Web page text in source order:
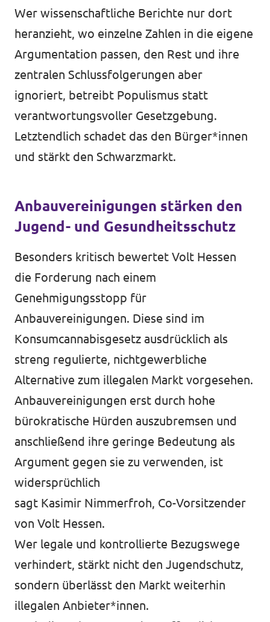
Wer wissenschaftliche Berichte nur dort
heranzieht, wo einzelne Zahlen in die eigene
Argumentation passen, den Rest und ihre
zentralen Schlussfolgerungen aber
ignoriert, betreibt Populismus statt
verantwortungsvoller Gesetzgebung.
Letztendlich schadet das den Bürger*innen
und stärkt den Schwarzmarkt.
Anbauvereinigungen stärken den
Jugend- und Gesundheitsschutz
Besonders kritisch bewertet Volt Hessen
die Forderung nach einem
Genehmigungsstopp für
Anbauvereinigungen. Diese sind im
Konsumcannabisgesetz ausdrücklich als
streng regulierte, nichtgewerbliche
Alternative zum illegalen Markt vorgesehen.
Anbauvereinigungen erst durch hohe
bürokratische Hürden auszubremsen und
anschließend ihre geringe Bedeutung als
Argument gegen sie zu verwenden, ist
widersprüchlich
sagt Kasimir Nimmerfroh, Co-Vorsitzender
von Volt Hessen.
Wer legale und kontrollierte Bezugswege
verhindert, stärkt nicht den Jugendschutz,
sondern überlässt den Markt weiterhin
illegalen Anbieter*innen.